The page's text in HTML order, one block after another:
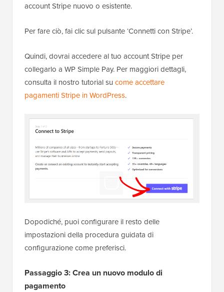
account Stripe nuovo o esistente.
Per fare ciò, fai clic sul pulsante ‘Connetti con Stripe’.
Quindi, dovrai accedere al tuo account Stripe per
collegarlo a WP Simple Pay. Per maggiori dettagli,
consulta il nostro tutorial su come accettare
pagamenti Stripe in WordPress.
Dopodiché, puoi configurare il resto delle
impostazioni della procedura guidata di
configurazione come preferisci.
Passaggio 3: Crea un nuovo modulo di
pagamento